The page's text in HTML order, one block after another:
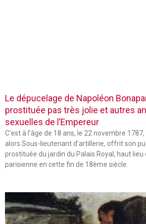
Le dépucelage de Napoléon
prostituée pas très jolie et autres
sexuelles de l’Empereur
C’est à l’âge de 18 ans, le 22 novembre
alors Sous-lieutenant d’artillerie, offrit son
prostituée du jardin du Palais Royal, haut
parisienne en cette fin de 18ème siècle.